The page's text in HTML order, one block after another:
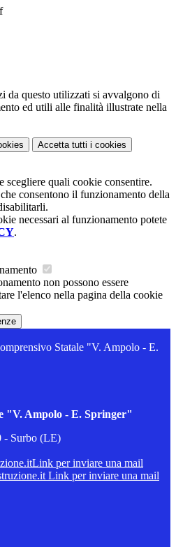
da questo utilizzati si avvalgono di
ed utili alle finalità illustrate nella
Accetta tutti i cookies
scegliere quali cookie consentire.
consentono il funzionamento della
necessari al funzionamento potete
.
non possono essere
l'elenco nella pagina della cookie
Statale "V. Ampolo - E.
"V. Ampolo - E. Springer"
- Surbo (LE)
Link per inviare una mail
Link per inviare una mail